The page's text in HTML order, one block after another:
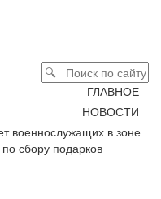
ГЛАВНОЕ
НОВОСТИ